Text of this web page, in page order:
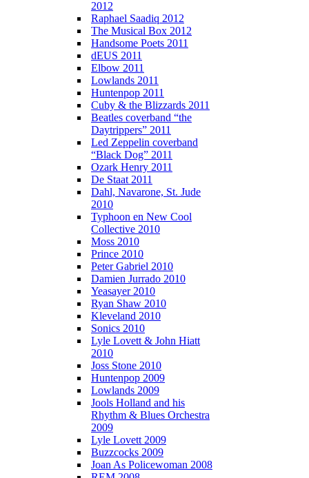
2012
Raphael Saadiq 2012
The Musical Box 2012
Handsome Poets 2011
dEUS 2011
Elbow 2011
Lowlands 2011
Huntenpop 2011
Cuby & the Blizzards 2011
Beatles coverband “the
Daytrippers” 2011
Led Zeppelin coverband
“Black Dog” 2011
Ozark Henry 2011
De Staat 2011
Dahl, Navarone, St. Jude
2010
Typhoon en New Cool
Collective 2010
Moss 2010
Prince 2010
Peter Gabriel 2010
Damien Jurrado 2010
Yeasayer 2010
Ryan Shaw 2010
Kleveland 2010
Sonics 2010
Lyle Lovett & John Hiatt
2010
Joss Stone 2010
Huntenpop 2009
Lowlands 2009
Jools Holland and his
Rhythm & Blues Orchestra
2009
Lyle Lovett 2009
Buzzcocks 2009
Joan As Policewoman 2008